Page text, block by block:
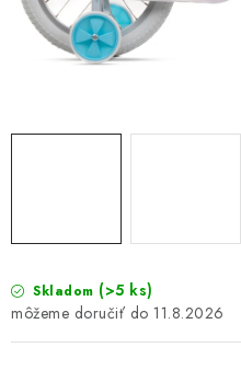
BLOG
Dopravné a platobné podmienky
Skladom (>5 ks)
11.8.2026